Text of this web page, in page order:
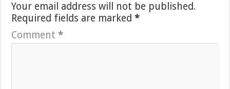
Your email address will not be published.
Required fields are marked*
Comment*